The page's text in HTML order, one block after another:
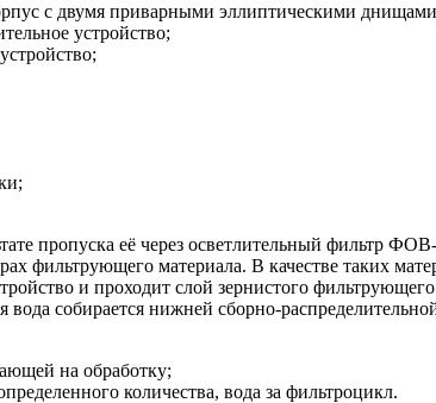
с двумя приварными эллиптическими
устройство;
пропуска её через осветлительный фильтр
фильтрующего материала. В качестве таких
и проходит слой зернистого
вода собирается нижней сборно-
на обработку;
количества, вода за фильтроцикл.